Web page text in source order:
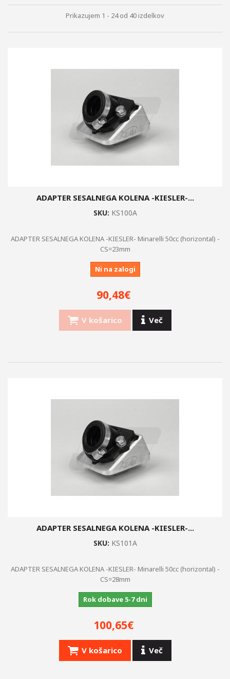
+
VZMETENJE
+
OLJA, BARVE, ČISTILA, OPREMA
SPECIALNA ORODJA BUZZETTI
PNEVMATIKE
OBLAČILA
OBESKI, PROMOCIJSKI ARTIKLI
OMEJEVALNIKI HITROSTI
Prikazujem 1 - 24 od 40 izdelkov
ADAPTER SESALNEGA KOLENA -KIESLER-...
SKU: KS100A
ADAPTER SESALNEGA KOLENA -KIESLER- Minarelli 50cc (horizontal) -
CS=23mm
Ni na zalogi
90,48€
V košarico Več
ADAPTER SESALNEGA KOLENA -KIESLER-...
SKU: KS101A
ADAPTER SESALNEGA KOLENA -KIESLER- Minarelli 50cc (horizontal) -
CS=28mm
Rok dobave 5-7 dni
100,65€
V košarico Več